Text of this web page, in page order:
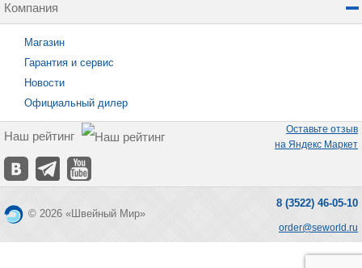
Компания
Магазин
Гарантия и сервис
Новости
Официальный дилер
Наш рейтинг
Оставьте отзыв
на Яндекс Маркет
© 2026 «Швейный Мир»
8 (3522) 46-05-10
order@seworld.ru